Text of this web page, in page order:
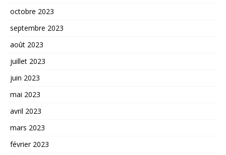
octobre 2023
septembre 2023
août 2023
juillet 2023
juin 2023
mai 2023
avril 2023
mars 2023
février 2023